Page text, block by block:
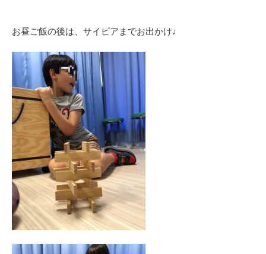
お昼ご飯の後は、サイピアまでお出かけ♩